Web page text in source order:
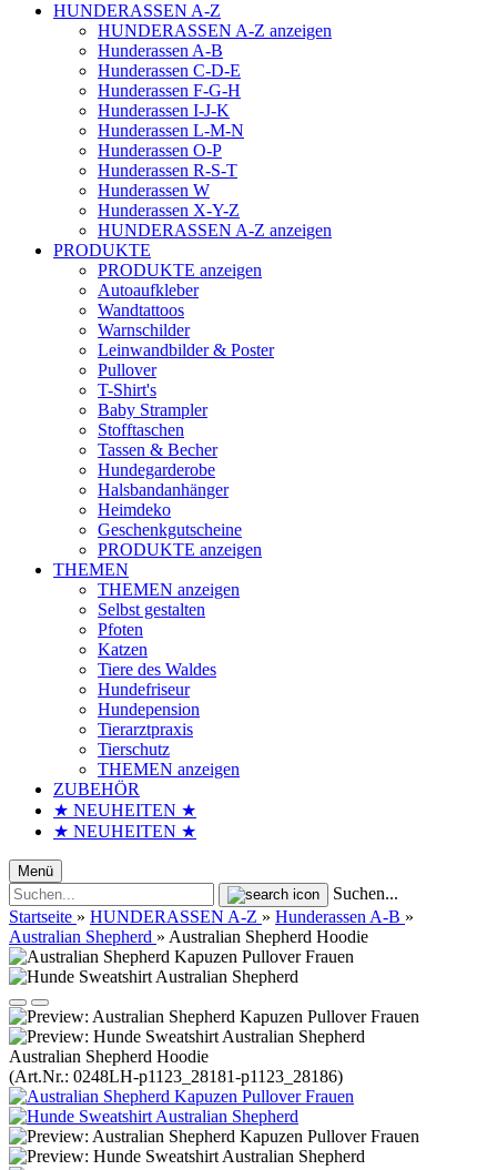
HUNDERASSEN A-Z
HUNDERASSEN A-Z anzeigen
Hunderassen A-B
Hunderassen C-D-E
Hunderassen F-G-H
Hunderassen I-J-K
Hunderassen L-M-N
Hunderassen O-P
Hunderassen R-S-T
Hunderassen W
Hunderassen X-Y-Z
HUNDERASSEN A-Z anzeigen
PRODUKTE
PRODUKTE anzeigen
Autoaufkleber
Wandtattoos
Warnschilder
Leinwandbilder & Poster
Pullover
T-Shirt's
Baby Strampler
Stofftaschen
Tassen & Becher
Hundegarderobe
Halsbandanhänger
Heimdeko
Geschenkgutscheine
PRODUKTE anzeigen
THEMEN
THEMEN anzeigen
Selbst gestalten
Pfoten
Katzen
Tiere des Waldes
Hundefriseur
Hundepension
Tierarztpraxis
Tierschutz
THEMEN anzeigen
ZUBEHÖR
★ NEUHEITEN ★
★ NEUHEITEN ★
Menü
Suchen...
Startseite » HUNDERASSEN A-Z » Hunderassen A-B »
Australian Shepherd » Australian Shepherd Hoodie
Australian Shepherd Hoodie
(Art.Nr.: 0248LH-p1123_28181-p1123_28186)